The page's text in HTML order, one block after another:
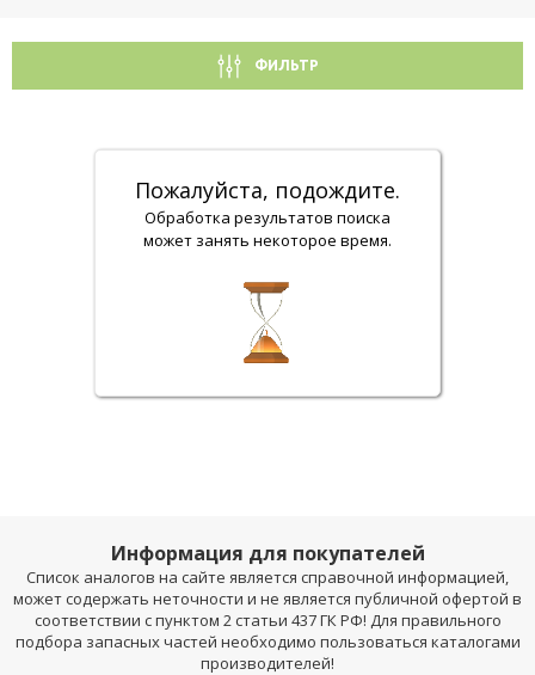
ФИЛЬТР
Пожалуйста, подождите.
Обработка результатов поиска
может занять некоторое время.
Информация для покупателей
Список аналогов на сайте является справочной информацией,
может содержать неточности и не является публичной офертой в
соответствии с пунктом 2 статьи 437 ГК РФ! Для правильного
подбора запасных частей необходимо пользоваться каталогами
производителей!